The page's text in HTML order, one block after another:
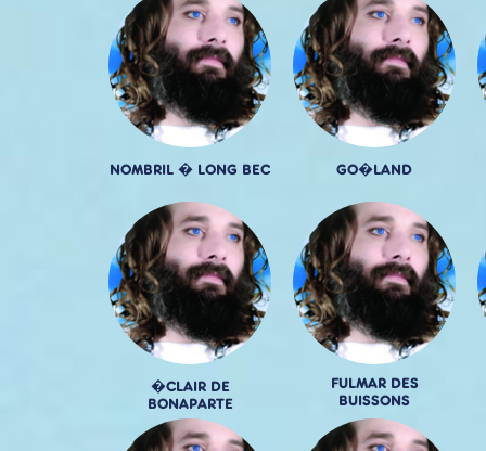
NOMBRIL � LONG BEC GO�LAND
�CLAIR DE
BONAPARTE
FULMAR DES
BUISSONS